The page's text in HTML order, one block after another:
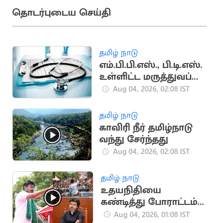
தொடர்புடைய செய்தி
தமிழ் நாடு
எம்.பி.பி.எஸ்., பி.டி.எஸ்.
உள்ளிட்ட மருத்துவப்
படிப்புகளுக்கு இன்று
Aug 04, 2026, 02:08 IST
தமிழ் நாடு
காவிரி நீர் தமிழ்நாடு
வந்து சேர்ந்தது
Aug 04, 2026, 02:08 IST
தமிழ் நாடு
உதயநிதியை
கண்டித்து போராட்டம்
நடத்த தவெக முடிவு!
Aug 04, 2026, 01:08 IST